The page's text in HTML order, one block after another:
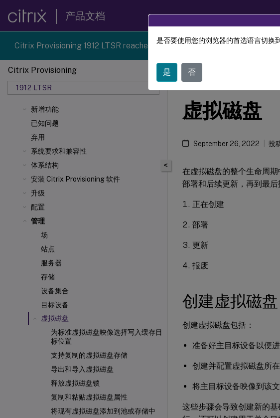
产品文档
Citrix Provisioning 1912 LTSR reached end-of-life on 18-Dec-2024. It is
Citrix Provisioning
1912 LTSR
新增功能
已知问题
弃用
系统要求和兼容性
体系结构
安装 Citrix Provisioning 软件
升级
配置
管理
场
站点
服务器
存储
设备集合
目标设备
虚拟磁盘
为标准虚拟磁盘映像选择写入缓存目
标位置
支持复制的虚拟磁盘存储
导出和导入虚拟磁盘
释放虚拟磁盘锁
复制和粘贴虚拟磁盘属性
将现有虚拟磁盘添加到池或存储中
<
虚拟磁盘
September 26, 2022 投
在虚拟磁盘的整个生命周
部署和后续更新，再到最
正在创建
部署
更新
报废
创建虚拟磁盘
创建虚拟磁盘包括：
准备好主目标设备以便
创建并配置虚拟磁盘所
将主目标设备映像到该
这些步骤会导致创建新的
是否要使用您的浏览器的首选语言切换
是 否